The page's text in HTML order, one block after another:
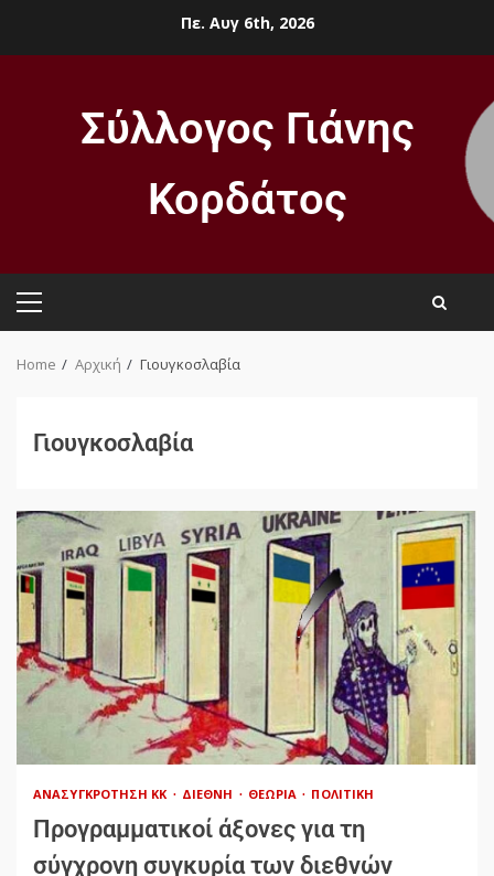
Πε. Αυγ 6th, 2026
Σύλλογος Γιάνης
Κορδάτος
Home Αρχική Γιουγκοσλαβία
Γιουγκοσλαβία
ΑΝΑΣΥΓΚΡΌΤΗΣΗ ΚΚ ΔΙΕΘΝΉ ΘΕΩΡΊΑ ΠΟΛΙΤΙΚΉ
Προγραμματικοί άξονες για τη
σύγχρονη συγκυρία των διεθνών